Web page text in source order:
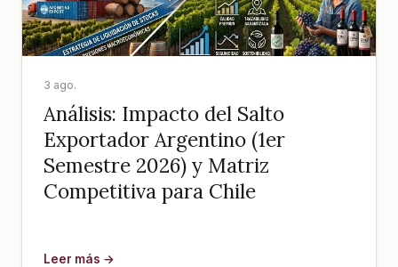
3 ago.
Análisis: Impacto del Salto
Exportador Argentino (1er
Semestre 2026) y Matriz
Competitiva para Chile
Leer más →